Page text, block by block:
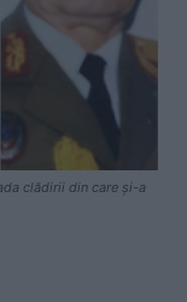
clădirii din care și-a